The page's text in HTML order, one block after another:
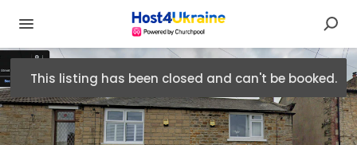
This listing has been closed and can't be booked.